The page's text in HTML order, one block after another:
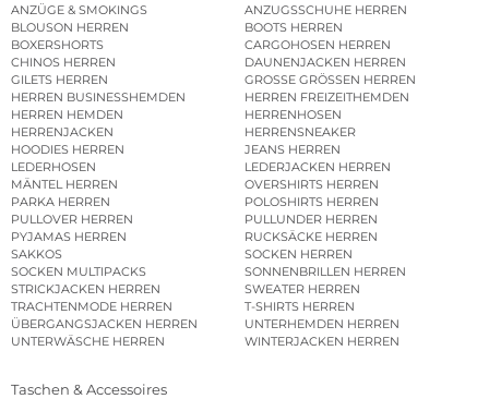
ANZÜGE & SMOKINGS
ANZUGSSCHUHE HERREN
BLOUSON HERREN
BOOTS HERREN
BOXERSHORTS
CARGOHOSEN HERREN
CHINOS HERREN
DAUNENJACKEN HERREN
GILETS HERREN
GROSSE GRÖSSEN HERREN
HERREN BUSINESSHEMDEN
HERREN FREIZEITHEMDEN
HERREN HEMDEN
HERRENHOSEN
HERRENJACKEN
HERRENSNEAKER
HOODIES HERREN
JEANS HERREN
LEDERHOSEN
LEDERJACKEN HERREN
MÄNTEL HERREN
OVERSHIRTS HERREN
PARKA HERREN
POLOSHIRTS HERREN
PULLOVER HERREN
PULLUNDER HERREN
PYJAMAS HERREN
RUCKSÄCKE HERREN
SAKKOS
SOCKEN HERREN
SOCKEN MULTIPACKS
SONNENBRILLEN HERREN
STRICKJACKEN HERREN
SWEATER HERREN
TRACHTENMODE HERREN
T-SHIRTS HERREN
ÜBERGANGSJACKEN HERREN
UNTERHEMDEN HERREN
UNTERWÄSCHE HERREN
WINTERJACKEN HERREN
Taschen & Accessoires